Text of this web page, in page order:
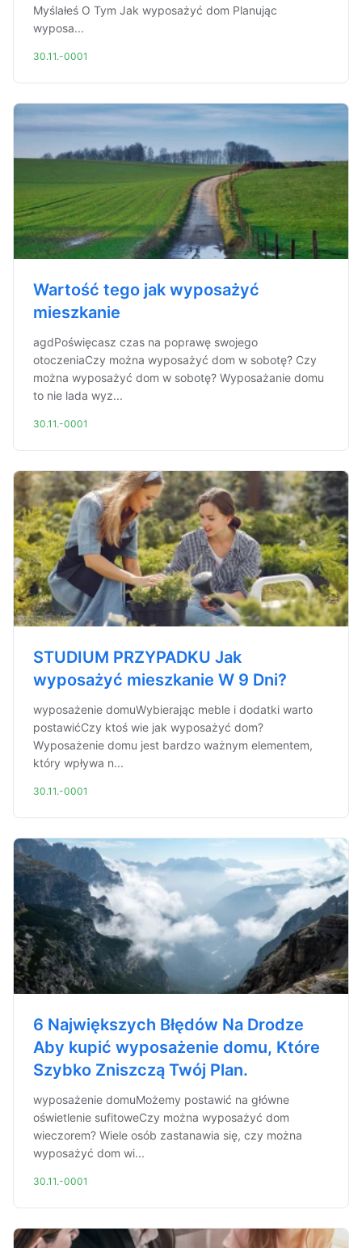
Myślałeś O Tym Jak wyposażyć dom Planując
wyposa...
30.11.-0001
Wartość tego jak wyposażyć
mieszkanie
agdPoświęcasz czas na poprawę swojego
otoczeniaCzy można wyposażyć dom w sobotę? Czy
można wyposażyć dom w sobotę? Wyposażanie domu
to nie lada wyz...
30.11.-0001
STUDIUM PRZYPADKU Jak
wyposażyć mieszkanie W 9 Dni?
wyposażenie domuWybierając meble i dodatki warto
postawićCzy ktoś wie jak wyposażyć dom?
Wyposażenie domu jest bardzo ważnym elementem,
który wpływa n...
30.11.-0001
6 Największych Błędów Na Drodze
Aby kupić wyposażenie domu, Które
Szybko Zniszczą Twój Plan.
wyposażenie domuMożemy postawić na główne
oświetlenie sufitoweCzy można wyposażyć dom
wieczorem? Wiele osób zastanawia się, czy można
wyposażyć dom wi...
30.11.-0001